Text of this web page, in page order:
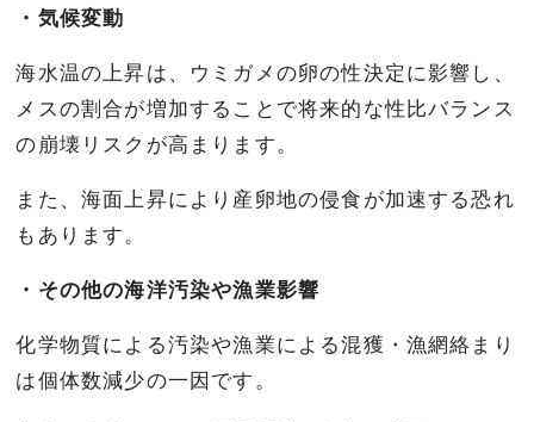
・気候変動
海水温の上昇は、ウミガメの卵の性決定に影響し、
メスの割合が増加することで将来的な性比バランス
の崩壊リスクが高まります。
また、海面上昇により産卵地の侵食が加速する恐れ
もあります。
・その他の海洋汚染や漁業影響
化学物質による汚染や漁業による混獲・漁網絡まり
は個体数減少の一因です。